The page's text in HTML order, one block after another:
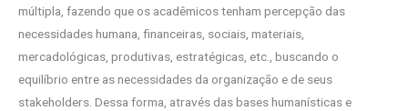
múltipla, fazendo que os acadêmicos tenham percepção das
necessidades humana, financeiras, sociais, materiais,
mercadológicas, produtivas, estratégicas, etc., buscando o
equilíbrio entre as necessidades da organização e de seus
stakeholders. Dessa forma, através das bases humanísticas e